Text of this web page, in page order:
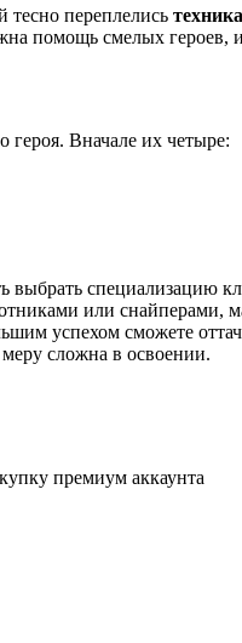
тесно переплелись
помощь смелых
героя. Вначале их четыре:
специализацию
или
успехом сможете
сложна в освоении.
премиум аккаунта